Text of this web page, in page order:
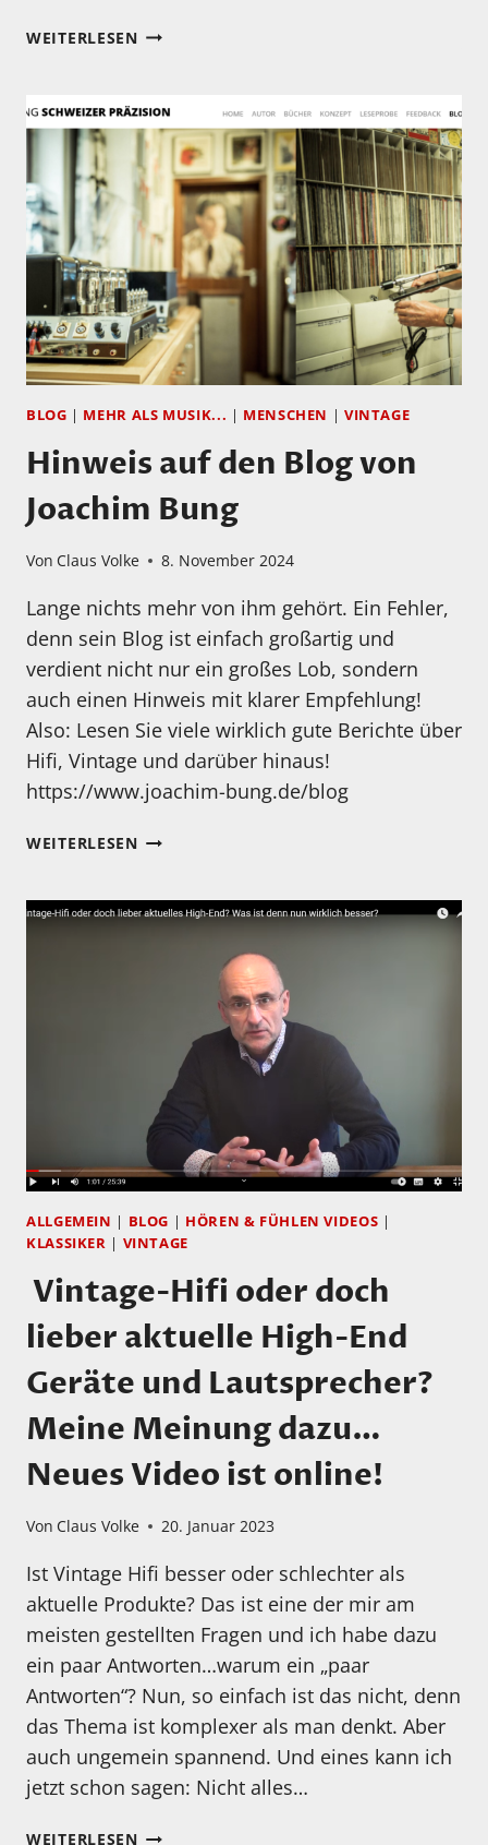
WEITERLESENTÖTEN
CO.
DIE
MUSIK
UND
DEN
KLANG?
BLOG MEHR ALS MUSIK... MENSCHEN VINTAGE
Hinweis auf den Blog von
Joachim Bung
Von Claus Volke 8. November 2024
Lange nichts mehr von ihm gehört. Ein Fehler,
denn sein Blog ist einfach großartig und
verdient nicht nur ein großes Lob, sondern
auch einen Hinweis mit klarer Empfehlung!
Also: Lesen Sie viele wirklich gute Berichte über
Hifi, Vintage und darüber hinaus!
https://www.joachim-bung.de/blog
WEITERLESENHINWEIS
BLOG
ALLGEMEIN | BLOG | HÖREN & FÜHLEN VIDEOS |
KLASSIKER | VINTAGE
Vintage-Hifi oder doch
lieber aktuelle High-End
Geräte und Lautsprecher?
Meine Meinung dazu…
Neues Video ist online!
Von Claus Volke 20. Januar 2023
Ist Vintage Hifi besser oder schlechter als
aktuelle Produkte? Das ist eine der mir am
meisten gestellten Fragen und ich habe dazu
ein paar Antworten…warum ein „paar
Antworten“? Nun, so einfach ist das nicht, denn
das Thema ist komplexer als man denkt. Aber
auch ungemein spannend. Und eines kann ich
jetzt schon sagen: Nicht alles…
WEITERLESENVINTAGE-